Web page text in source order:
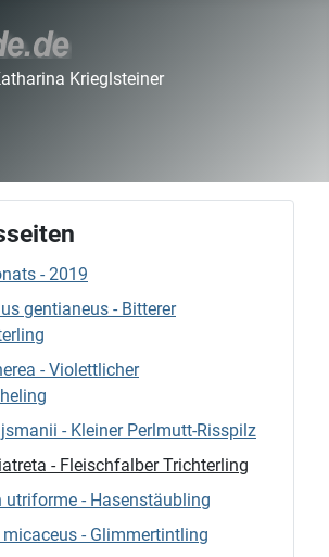
Krieglsteiner
- 2019
gentianeus - Bitterer
- Violettlicher
- Kleiner Perlmutt-Risspilz
- Fleischfalber Trichterling
utriforme - Hasenstäubling
- Glimmertintling